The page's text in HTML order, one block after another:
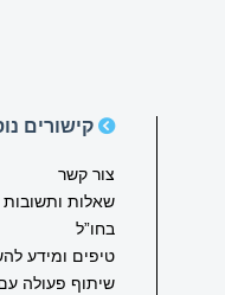
קישורים
צור קשר
שאלות
בחו”ל
טיפים ומידע
שיתוף פעולה